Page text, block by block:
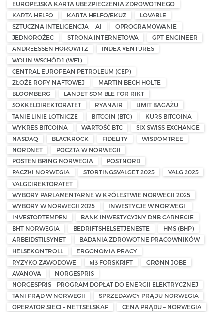
EUROPEJSKA KARTA UBEZPIECZENIA ZDROWOTNEGO
KARTA HELFO
KARTA HELFO/EKUZ
LOVABLE
SZTUCZNA INTELIGENCJA — AI
OPROGRAMOWANIE
JEDNOROŻEC
STRONA INTERNETOWA
GPT-ENGINEER
ANDREESSEN HOROWITZ
INDEX VENTURES
WOLIN WSCHÓD 1 (WE1)
CENTRAL EUROPEAN PETROLEUM (CEP)
ZŁOŻE ROPY NAFTOWEJ
MARTIN BECH HOLTE
BLOOMBERG
LANDET SOM BLE FOR RIKT
SOKKELDIREKTORATET
RYANAIR
LIMIT BAGAŻU
TANIE LINIE LOTNICZE
BITCOIN (BTC)
KURS BITCOINA
WYKRES BITCOINA
WARTOŚĆ BTC
SIX SWISS EXCHANGE
NASDAQ
BLACKROCK FIDELITY
WISDOMTREE
NORDNET
POCZTA W NORWEGII
POSTEN BRING NORWEGIA
POSTNORD
PACZKI NORWEGIA
STORTINGSVALGET 2025
VALG 2025
VALGDIREKTORATET
WYBORY PARLAMENTARNE W KRÓLESTWIE NORWEGII 2025
WYBORY W NORWEGII 2025
INWESTYCJE W NORWEGII
INVESTORTEMPEN
BANK INWESTYCYJNY DNB CARNEGIE
BHT NORWEGIA
BEDRIFTSHELSETJENESTE
HMS (BHP)
ARBEIDSTILSYNET
BADANIA ZDROWOTNE PRACOWNIKÓW
HELSEKONTROLL
ERGONOMIA PRACY
RYZYKO ZAWODOWE
§13 FORSKRIFT
GRØNN JOBB
AVANOVA
NORGESPRIS
NORGESPRIS – PROGRAM DOPŁAT DO ENERGII ELEKTRYCZNEJ
TANI PRĄD W NORWEGII
SPRZEDAWCY PRĄDU NORWEGIA
OPERATOR SIECI – NETTSELSKAP
CENA PRĄDU – NORWEGIA